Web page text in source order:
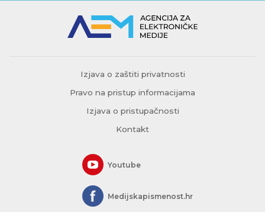
Izjava o zaštiti privatnosti
Pravo na pristup informacijama
Izjava o pristupačnosti
Kontakt
Youtube
Medijskapismenost.hr